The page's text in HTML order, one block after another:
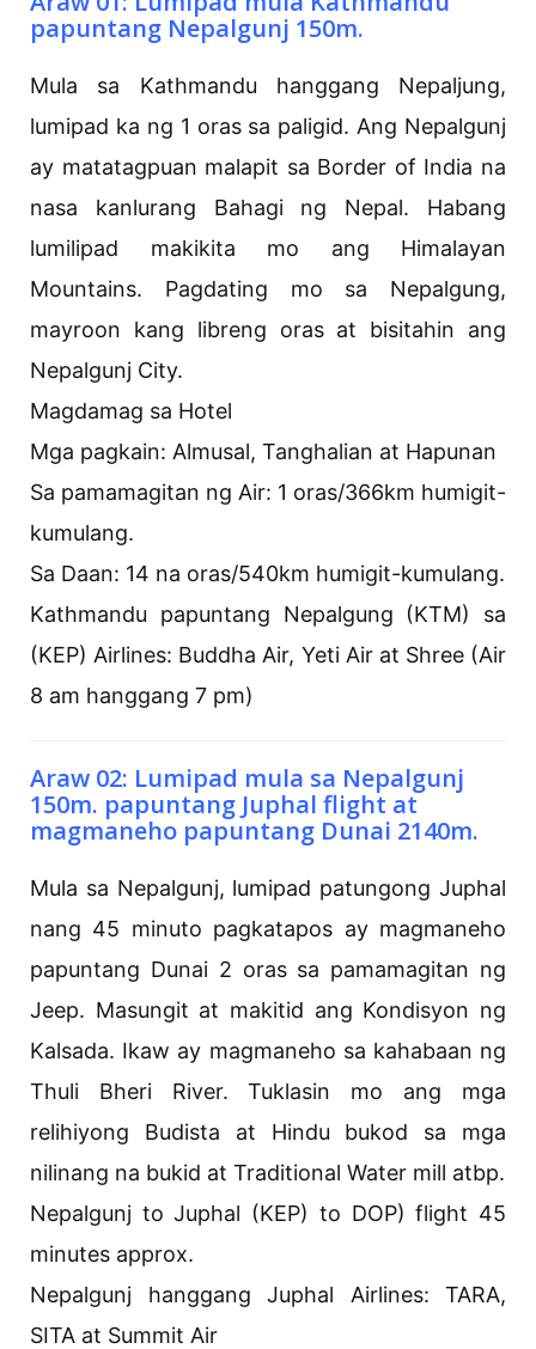
papuntang Nepalgunj 150m.
Mula sa Kathmandu hanggang Nepaljung,
lumipad ka ng 1 oras sa paligid. Ang Nepalgunj
ay matatagpuan malapit sa Border of India na
nasa kanlurang Bahagi ng Nepal. Habang
lumilipad makikita mo ang Himalayan
Mountains. Pagdating mo sa Nepalgung,
mayroon kang libreng oras at bisitahin ang
Nepalgunj City.
Magdamag sa Hotel
Mga pagkain: Almusal, Tanghalian at Hapunan
Sa pamamagitan ng Air: 1 oras/366km humigit-
kumulang.
Sa Daan: 14 na oras/540km humigit-kumulang.
Kathmandu papuntang Nepalgung (KTM) sa
(KEP) Airlines: Buddha Air, Yeti Air at Shree (Air
8 am hanggang 7 pm)
Araw 02: Lumipad mula sa Nepalgunj
150m. papuntang Juphal flight at
magmaneho papuntang Dunai 2140m.
Mula sa Nepalgunj, lumipad patungong Juphal
nang 45 minuto pagkatapos ay magmaneho
papuntang Dunai 2 oras sa pamamagitan ng
Jeep. Masungit at makitid ang Kondisyon ng
Kalsada. Ikaw ay magmaneho sa kahabaan ng
Thuli Bheri River. Tuklasin mo ang mga
relihiyong Budista at Hindu bukod sa mga
nilinang na bukid at Traditional Water mill atbp.
Nepalgunj to Juphal (KEP) to DOP) flight 45
minutes approx.
Nepalgunj hanggang Juphal Airlines: TARA,
SITA at Summit Air